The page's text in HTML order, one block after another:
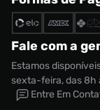
Fale com a
Estamos
sexta-feira, das 8h
Entre Em